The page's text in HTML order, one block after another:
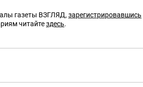
газеты ВЗГЛЯД, зарегистрировавшись
читайтездесь.